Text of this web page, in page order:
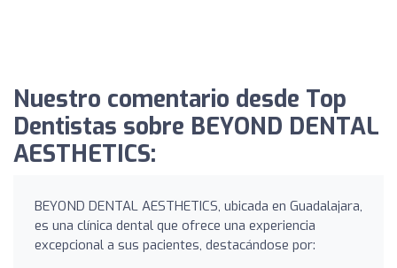
Nuestro comentario desde Top
Dentistas sobre BEYOND DENTAL
AESTHETICS:
BEYOND DENTAL AESTHETICS, ubicada en Guadalajara,
es una clínica dental que ofrece una experiencia
excepcional a sus pacientes, destacándose por: